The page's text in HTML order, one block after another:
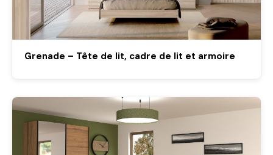
Grenade – Tête de lit, cadre de lit et armoire